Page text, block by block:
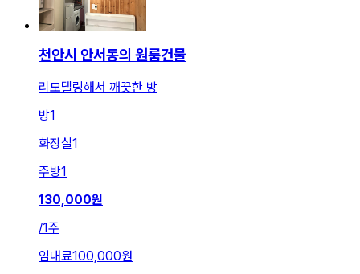
천안시 안서동의 원룸건물
리모델링해서 깨끗한 방
방1
화장실1
주방1
130,000원
/1주
임대료100,000원